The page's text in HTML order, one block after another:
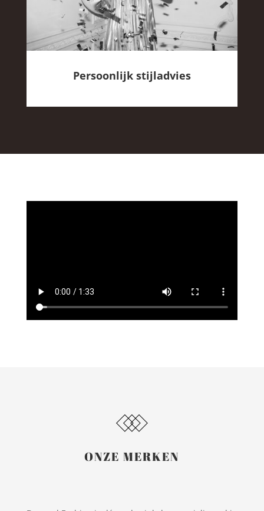
Persoonlijk stijladvies
ONZE MERKEN